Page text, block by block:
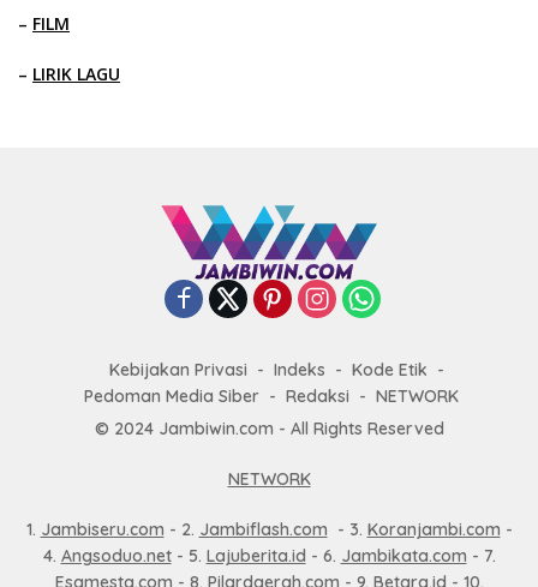
– FILM
– LIRIK LAGU
Kebijakan Privasi Indeks
Kode Etik
Pedoman Media Siber
Redaksi
NETWORK
© 2024 Jambiwin.com - All Rights Reserved
NETWORK
1. Jambiseru.com - 2. Jambiflash.com - 3. Koranjambi.com -
4. Angsoduo.net- 5. Lajuberita.id - 6. Jambikata.com - 7.
Esamesta.com - 8. Pilardaerah.com - 9. Betara.id - 10.